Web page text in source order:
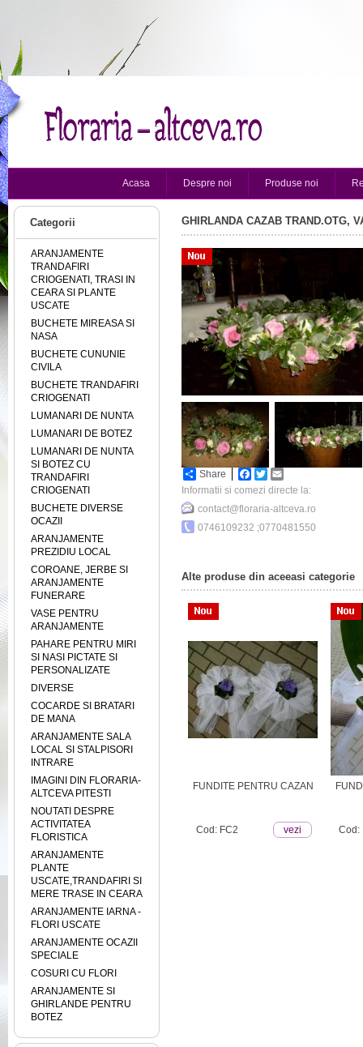
Acasa Despre noi Produse noi
Categorii
ARANJAMENTE
TRANDAFIRI
CRIOGENATI, TRASI IN
CEARA SI PLANTE
USCATE
BUCHETE MIREASA SI
NASA
BUCHETE CUNUNIE
CIVILA
BUCHETE TRANDAFIRI
CRIOGENATI
LUMANARI DE NUNTA
LUMANARI DE BOTEZ
LUMANARI DE NUNTA
SI BOTEZ CU
TRANDAFIRI
CRIOGENATI
BUCHETE DIVERSE
OCAZII
ARANJAMENTE
PREZIDIU LOCAL
COROANE, JERBE SI
ARANJAMENTE
FUNERARE
VASE PENTRU
ARANJAMENTE
PAHARE PENTRU MIRI
SI NASI PICTATE SI
PERSONALIZATE
DIVERSE
COCARDE SI BRATARI
DE MANA
ARANJAMENTE SALA
LOCAL SI STALPISORI
INTRARE
IMAGINI DIN FLORARIA-
ALTCEVA PITESTI
NOUTATI DESPRE
ACTIVITATEA
FLORISTICA
ARANJAMENTE
PLANTE
USCATE,TRANDAFIRI SI
MERE TRASE IN CEARA
ARANJAMENTE IARNA -
FLORI USCATE
ARANJAMENTE OCAZII
SPECIALE
COSURI CU FLORI
ARANJAMENTE SI
GHIRLANDE PENTRU
BOTEZ
GHIRLANDA CAZAB TRAND.OTG,
Share Facebook
Twitter
Informatii si comezi directe la:
contact@floraria-altceva.ro
0746109232 ;0770481550
Alte produse din aceeasi categorie
FUNDITE PENTRU CAZAN
Cod: FC2 vezi Cod: